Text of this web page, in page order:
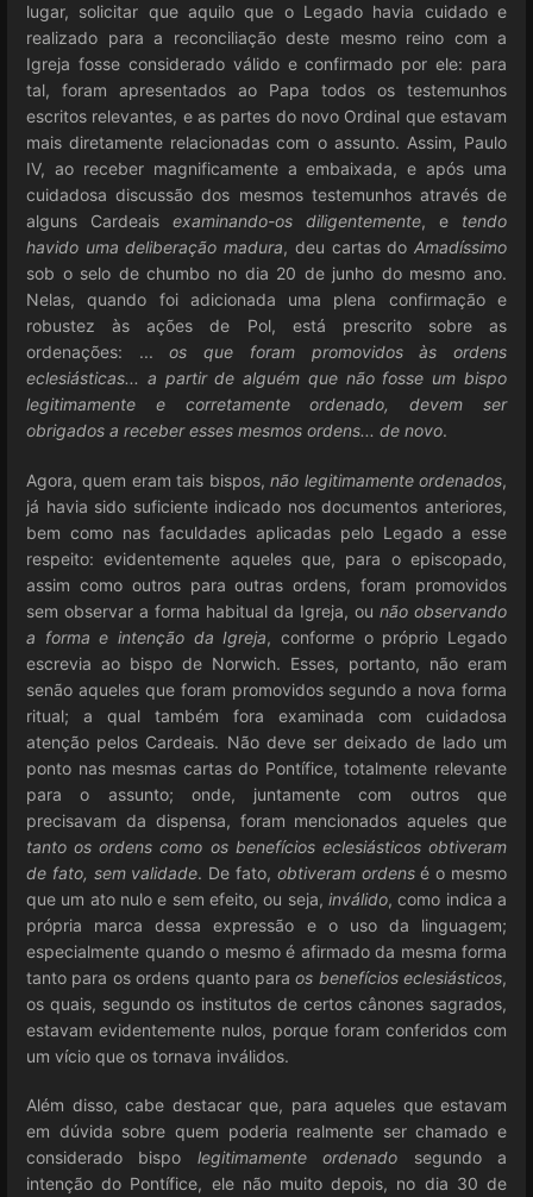
lugar, solicitar que aquilo que o Legado havia cuidado e
realizado para a reconciliação deste mesmo reino com a
Igreja fosse considerado válido e confirmado por ele: para
tal, foram apresentados ao Papa todos os testemunhos
escritos relevantes, e as partes do novo Ordinal que estavam
mais diretamente relacionadas com o assunto. Assim, Paulo
IV, ao receber magnificamente a embaixada, e após uma
cuidadosa discussão dos mesmos testemunhos através de
alguns Cardeais examinando-os diligentemente, e tendo
havido uma deliberação madura, deu cartas doAmadíssimo
sob o selo de chumbo no dia 20 de junho do mesmo ano.
Nelas, quando foi adicionada uma plena confirmação e
robustez às ações de Pol, está prescrito sobre as
ordenações: ...os que foram promovidos às ordens
eclesiásticas... a partir de alguém que não fosse um bispo
legitimamente e corretamente ordenado, devem ser
obrigados a receber esses mesmos ordens... de novo.
Agora, quem eram tais bispos,não legitimamente ordenados,
já havia sido suficiente indicado nos documentos anteriores,
bem como nas faculdades aplicadas pelo Legado a esse
respeito: evidentemente aqueles que, para o episcopado,
assim como outros para outras ordens, foram promovidos
sem observar a forma habitual da Igreja, ou não observando
a forma e intenção da Igreja, conforme o próprio Legado
escrevia ao bispo de Norwich. Esses, portanto, não eram
senão aqueles que foram promovidos segundo a nova forma
ritual; a qual também fora examinada com cuidadosa
atenção pelos Cardeais. Não deve ser deixado de lado um
ponto nas mesmas cartas do Pontífice, totalmente relevante
para o assunto; onde, juntamente com outros que
precisavam da dispensa, foram mencionados aqueles que
tanto os ordens como os benefícios eclesiásticos obtiveram
de fato, sem validade. De fato, obtiveram ordensé o mesmo
que um ato nulo e sem efeito, ou seja, inválido, como indica a
própria marca dessa expressão e o uso da linguagem;
especialmente quando o mesmo é afirmado da mesma forma
tanto para os ordens quanto paraos benefícios eclesiásticos,
os quais, segundo os institutos de certos cânones sagrados,
estavam evidentemente nulos, porque foram conferidos com
um vício que os tornava inválidos.
Além disso, cabe destacar que, para aqueles que estavam
em dúvida sobre quem poderia realmente ser chamado e
considerado bispo legitimamente ordenado segundo a
intenção do Pontífice, ele não muito depois, no dia 30 de